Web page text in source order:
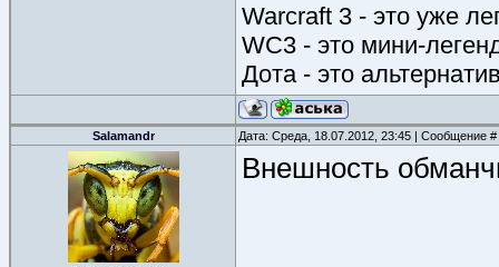
Warcraft 3 - это уже
WC3 - это мини-
Дота - это
Salamandr Дата: Среда, 18.07.2012, 23:45 | Сообщение #
Внешность